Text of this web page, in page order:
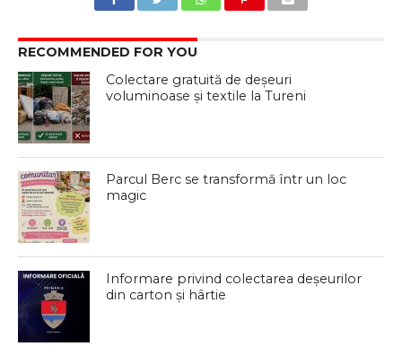
RECOMMENDED FOR YOU
Colectare gratuită de deșeuri
voluminoase și textile la Tureni
Parcul Berc se transformă într un loc
magic
Informare privind colectarea deșeurilor
din carton și hârtie